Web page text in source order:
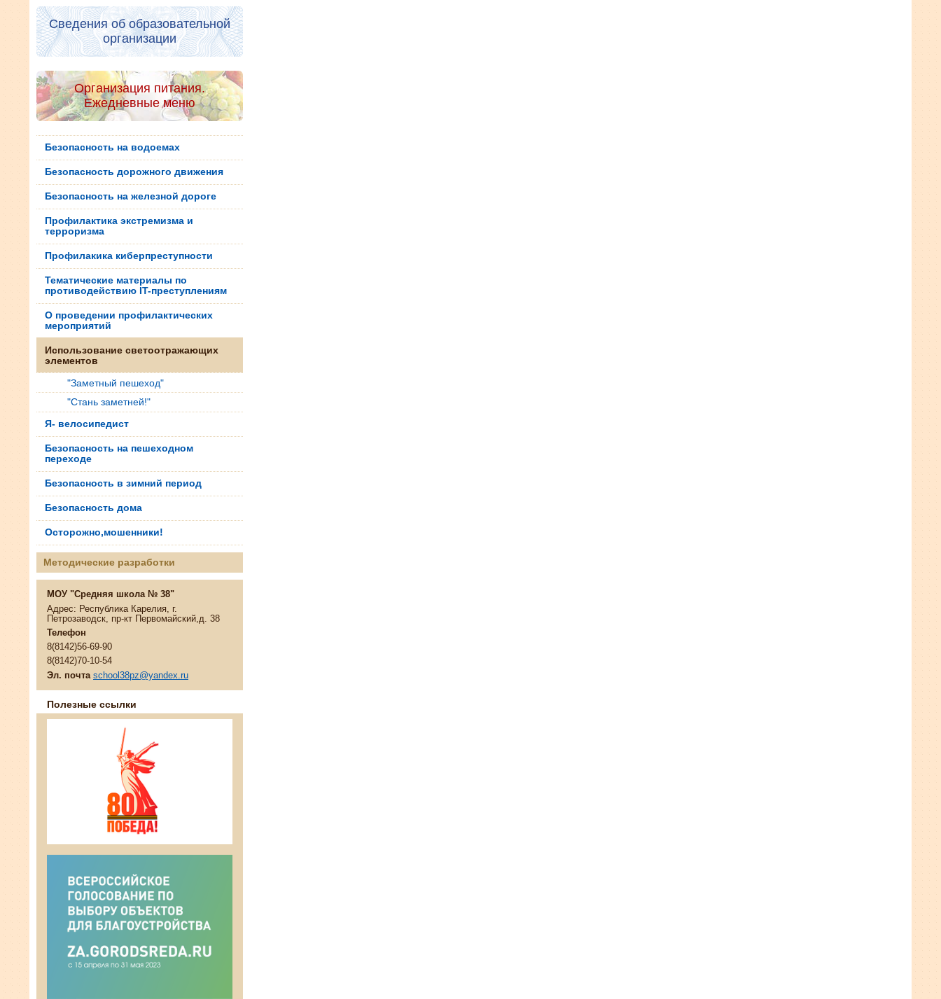
Сведения об образовательной
организации
Организация питания.
Ежедневные меню
Безопасность на водоемах
Безопасность дорожного движения
Безопасность на железной дороге
Профилактика экстремизма и
терроризма
Профилакика киберпреступности
Тематические материалы по
противодействию IT-преступлениям
О проведении профилактических
мероприятий
Использование светоотражающих
элементов
"Заметный пешеход"
"Стань заметней!"
Я- велосипедист
Безопасность на пешеходном
переходе
Безопасность в зимний период
Безопасность дома
Осторожно,мошенники!
Методические разработки
МОУ "Средняя школа № 38"
Адрес: Республика Карелия, г.
Петрозаводск, пр-кт Первомайский,д. 38
Телефон
8(8142)56-69-90
8(8142)70-10-54
Эл. почта school38pz@yandex.ru
Полезные ссылки